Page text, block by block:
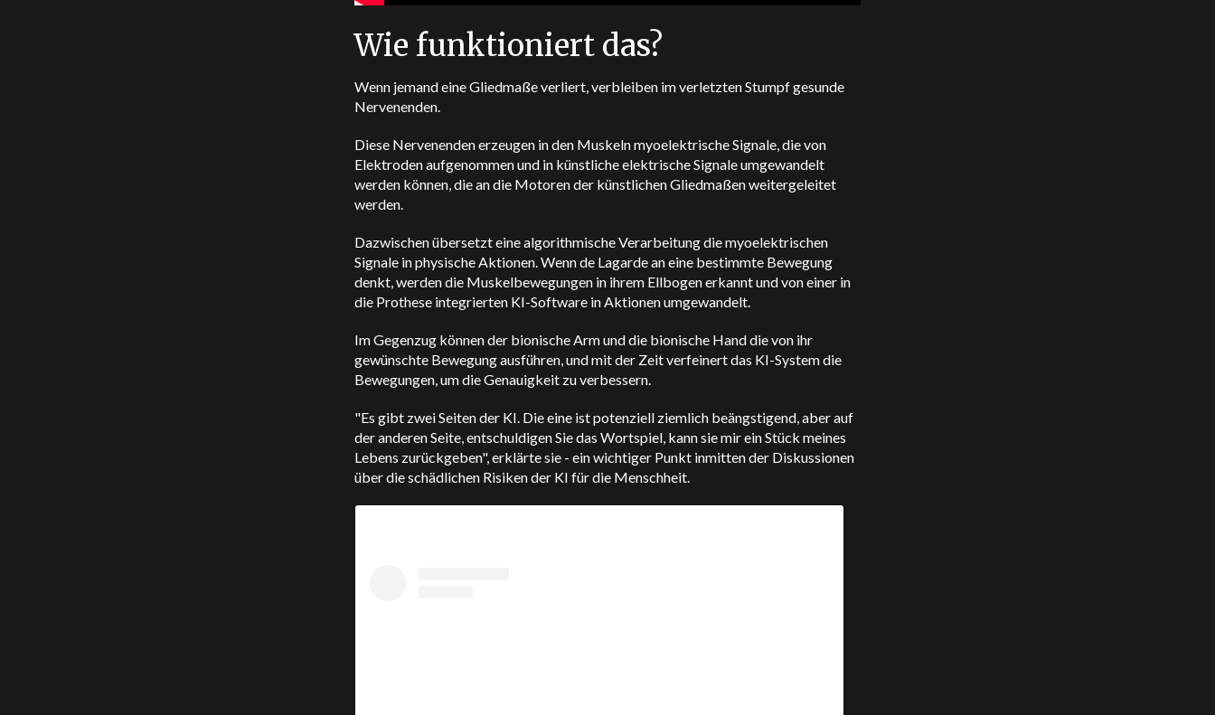
Wie funktioniert das?
Wenn jemand eine Gliedmaße verliert, verbleiben im verletzten Stumpf gesunde
Nervenenden.
Diese Nervenenden erzeugen in den Muskeln myoelektrische Signale, die von
Elektroden aufgenommen und in künstliche elektrische Signale umgewandelt
werden können, die an die Motoren der künstlichen Gliedmaßen weitergeleitet
werden.
Dazwischen übersetzt eine algorithmische Verarbeitung die myoelektrischen
Signale in physische Aktionen. Wenn de Lagarde an eine bestimmte Bewegung
denkt, werden die Muskelbewegungen in ihrem Ellbogen erkannt und von einer in
die Prothese integrierten KI-Software in Aktionen umgewandelt.
Im Gegenzug können der bionische Arm und die bionische Hand die von ihr
gewünschte Bewegung ausführen, und mit der Zeit verfeinert das KI-System die
Bewegungen, um die Genauigkeit zu verbessern.
"Es gibt zwei Seiten der KI. Die eine ist potenziell ziemlich beängstigend, aber auf
der anderen Seite, entschuldigen Sie das Wortspiel, kann sie mir ein Stück meines
Lebens zurückgeben", erklärte sie - ein wichtiger Punkt inmitten der Diskussionen
über die schädlichen Risiken der KI für die Menschheit.